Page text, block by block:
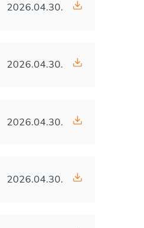
2026.04.30.
2026.04.30.
2026.04.30.
2026.04.30.